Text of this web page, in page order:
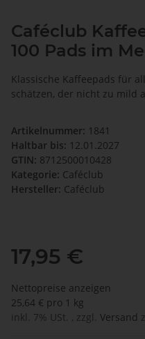
Caféclub
100 Pads im
Klassische Kaffeepads für
schätzen, der nicht zu mild
Artikelnummer: 1841
Haltbar bis: 12.01.2027
GTIN: 8712500010428
Kategorie: Caféclub
Hersteller: Caféclub
17,95 €
Nettopreise anzeigen
25,64 € pro 1 kg
inkl. 7% USt. , zzgl. Versand